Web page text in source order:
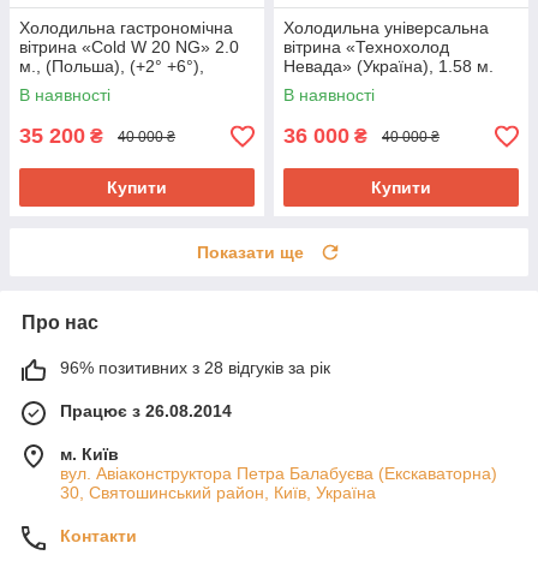
Холодильна гастрономічна
вітрина «Cold W 20 NG» 2.0
м., (Польша), (+2° +6°),
новий компрессор, Б/у
В наявності
35 200 ₴ 40 000 ₴
Купити
Холодильна універсальна
вітрина «Технохолод
Невада» (Україна), 1.58 м.
(-5° +5°), викладка 90 см., Б/у
В наявності
36 000 ₴ 40 000 ₴
Купити
Показати ще
Про нас
96% позитивних з 28 відгуків за рік
Працює з 26.08.2014
м. Київ
вул. Авіаконструктора Петра Балабуєва (Екскаваторна)
30, Святошинський район, Київ, Україна
Контакти